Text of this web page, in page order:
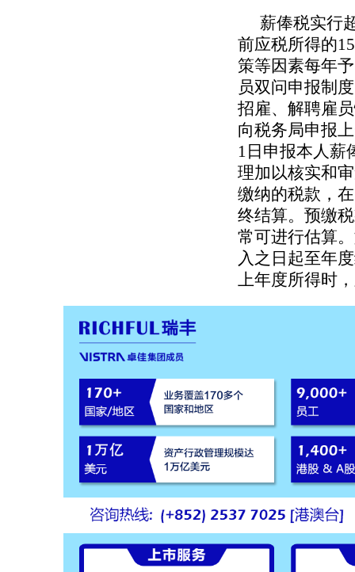
薪俸税实行
前应税所得的
策等因素每年
员双问申报制
招雇、解聘雇
向税务局申报
1日申报本人薪
理加以核实和
缴纳的税款，
终结算。预缴
常可进行估算
入之日起至年
上年度所得时